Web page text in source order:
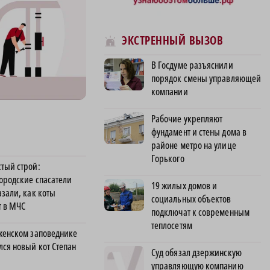
строй:
спасатели
как коты
в МЧС
заповеднике
новый кот Степан
ЭКСТРЕННЫЙ ВЫЗОВ
В Госдуме разъяснили
порядок смены управляющей
компании
Рабочие укрепляют
фундамент и стены дома в
районе метро на улице
Горького
19 жилых домов и
социальных объектов
подключат к современным
теплосетям
Суд обязал дзержинскую
управляющую компанию